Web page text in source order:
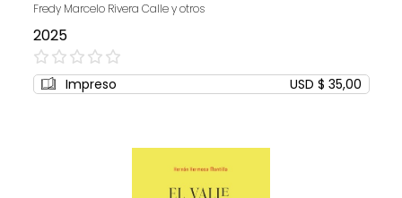
Fredy Marcelo Rivera Calle y otros
2025
0%
Impreso USD $ 35,00